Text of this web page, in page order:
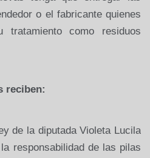
o el fabricante quienes
como residuos
reciben:
de la diputada Violeta Lucila
responsabilidad de las pilas